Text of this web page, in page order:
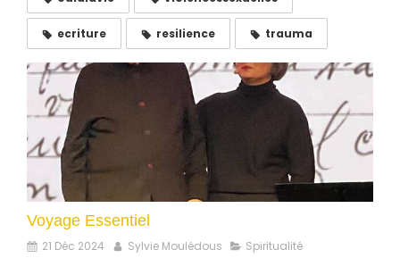
ecriture resilience trauma
Voyage Essentiel
21 Déc 2024 Sylvie Moulédous Spiritualité